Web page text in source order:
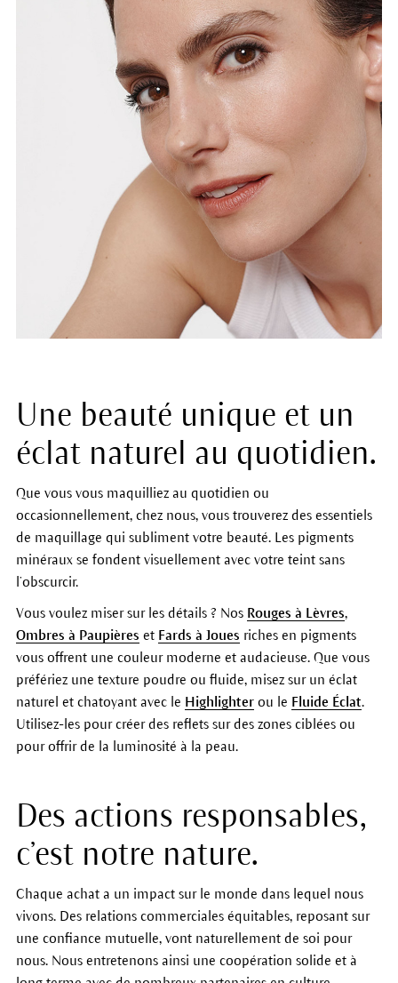
Une beauté unique et un
éclat naturel au quotidien.
Que vous vous maquilliez au quotidien ou
occasionnellement, chez nous, vous trouverez des essentiels
de maquillage qui subliment votre beauté. Les pigments
minéraux se fondent visuellement avec votre teint sans
l’obscurcir.
Vous voulez miser sur les détails ? Nos Rouges à Lèvres,
Ombres à Paupières et Fards à Joues riches en pigments
vous offrent une couleur moderne et audacieuse. Que vous
préfériez une texture poudre ou fluide, misez sur un éclat
naturel et chatoyant avec le Highlighterou le Fluide Éclat.
Utilisez-les pour créer des reflets sur des zones ciblées ou
pour offrir de la luminosité à la peau.
Des actions responsables,
c’est notre nature.
Chaque achat a un impact sur le monde dans lequel nous
vivons. Des relations commerciales équitables, reposant sur
une confiance mutuelle, vont naturellement de soi pour
nous. Nous entretenons ainsi une coopération solide et à